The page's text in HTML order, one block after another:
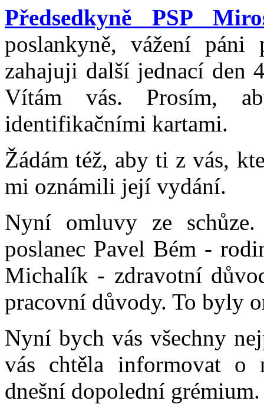
Předsedkyně PSP
poslankyně, vážení páni
zahajuji další jednací den
Vítám vás. Prosím,
identifikačními kartami.
Žádám též, aby ti z vás,
mi oznámili její vydání.
Nyní omluvy ze
poslanec Pavel Bém -
Michalík - zdravotní
pracovní důvody. To byly
Nyní bych vás všechny
vás chtěla informovat o
dnešní dopolední grémium.